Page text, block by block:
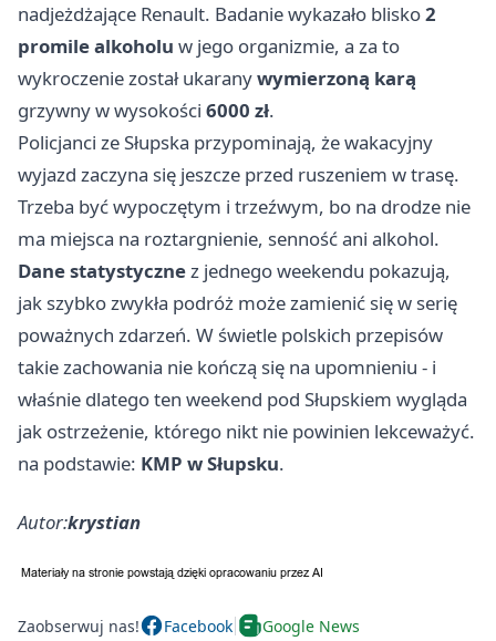
nadjeżdżające Renault. Badanie wykazało blisko2
promile alkoholu w jego organizmie, a za to
wykroczenie został ukaranywymierzoną karą
grzywny w wysokości 6000 zł.
Policjanci ze Słupska przypominają, że wakacyjny
wyjazd zaczyna się jeszcze przed ruszeniem w trasę.
Trzeba być wypoczętym i trzeźwym, bo na drodze nie
ma miejsca na roztargnienie, senność ani alkohol.
Dane statystycznez jednego weekendu pokazują,
jak szybko zwykła podróż może zamienić się w serię
poważnych zdarzeń. W świetle polskich przepisów
takie zachowania nie kończą się na upomnieniu - i
właśnie dlatego ten weekend pod Słupskiem wygląda
jak ostrzeżenie, którego nikt nie powinien lekceważyć.
na podstawie: KMP w Słupsku.
Autor:krystian
Zaobserwuj nas! Facebook Google News